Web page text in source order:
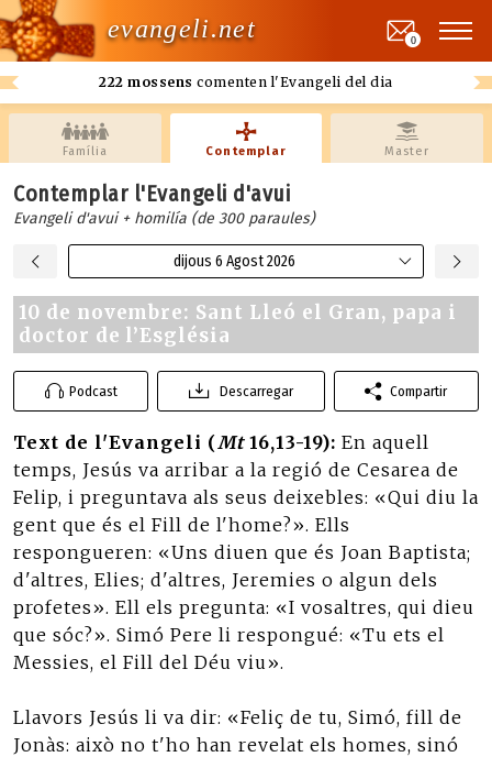
evangeli.net
222 mossens comenten l'Evangeli del dia
0
Família Contemplar Master
Contemplar l'Evangeli d'avui
Evangeli d'avui + homilía (de 300 paraules)
dijous 6 Agost 2026
10 de novembre: Sant Lleó el Gran, papa i
doctor de l’Església
Podcast Descarregar Compartir
Text de l'Evangeli (Mt16,13-19): En aquell
temps, Jesús va arribar a la regió de Cesarea de
Felip, i preguntava als seus deixebles: «Qui diu la
gent que és el Fill de l'home?». Ells
respongueren: «Uns diuen que és Joan Baptista;
d'altres, Elies; d'altres, Jeremies o algun dels
profetes». Ell els pregunta: «I vosaltres, qui dieu
que sóc?». Simó Pere li respongué: «Tu ets el
Messies, el Fill del Déu viu».
Llavors Jesús li va dir: «Feliç de tu, Simó, fill de
Jonàs: això no t'ho han revelat els homes, sinó